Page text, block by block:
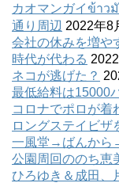
カオマンガイข้าว
通り周辺 2022年8
会社の休みを増や
時代が代わる
ネコが逃げた？
最低給料は15000
コロナでポロが着
ロングステイビザ
一風堂→ばんから
公園周回ののち恵
ひろゆき＆成田、